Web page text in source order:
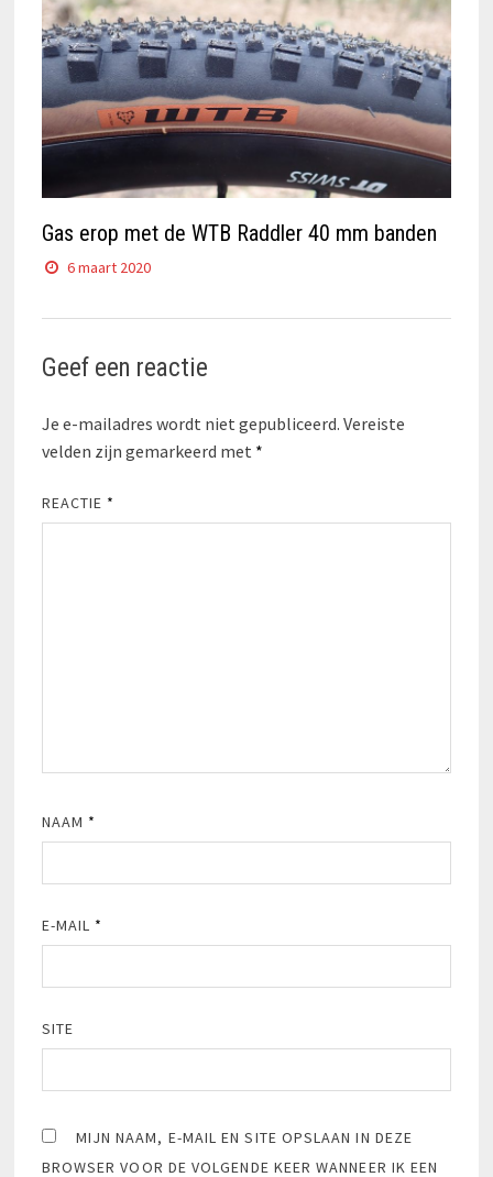
Gas erop met de WTB Raddler 40 mm banden
6 maart 2020
Geef een reactie
Je e-mailadres wordt niet gepubliceerd. Vereiste
velden zijn gemarkeerd met *
REACTIE *
NAAM *
E-MAIL *
SITE
MIJN NAAM, E-MAIL EN SITE OPSLAAN IN DEZE
BROWSER VOOR DE VOLGENDE KEER WANNEER IK EEN